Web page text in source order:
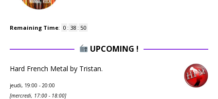
Remaining Time: 0 : 38 : 49
UPCOMING !
Hard French Metal by Tristan.
jeudi, 19:00 - 20:00
[mercredi, 17:00 - 18:00]